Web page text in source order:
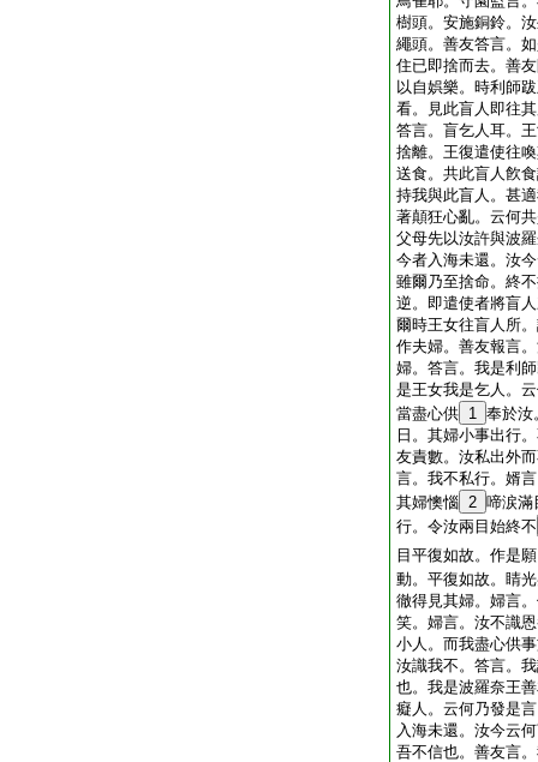
樹頭。安施銅鈴。
繩頭。善友答言。
住已即捨而去。善
以自娯樂。時利師
看。見此盲人即往
答言。盲乞人耳。
捨離。王復遣使往
送食。共此盲人飮
持我與此盲人。甚
著顛狂心亂。云何
父母先以汝許與波
今者入海未還。汝
雖爾乃至捨命。終
逆。即遣使者將盲
爾時王女往盲人所
作夫婦。善友報言
婦。答言。我是利
是王女我是乞人。
當盡心供 1 奉於汝
日。其婦小事出行
友責數。汝私出外
言。我不私行。婿
其婦懊惱 2 啼涙滿
行。令汝兩目始終不
目平復如故。作是
動。平復如故。睛
徹得見其婦。婦言
笑。婦言。汝不識
小人。而我盡心供
汝識我不。答言。
也。我是波羅奈王
癡人。云何乃發是
入海未還。汝今云
吾不信也。善友言